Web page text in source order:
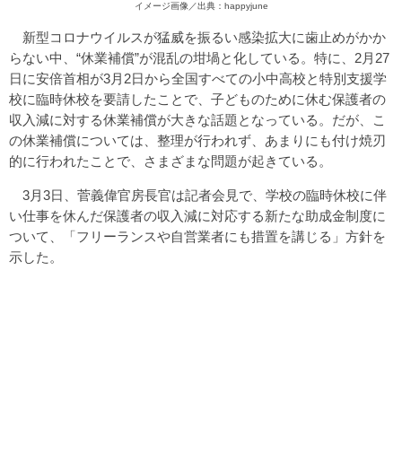
イメージ画像／出典：happyjune
新型コロナウイルスが猛威を振るい感染拡大に歯止めがかか
らない中、“休業補償”が混乱の坩堝と化している。特に、2月27
日に安倍首相が3月2日から全国すべての小中高校と特別支援学
校に臨時休校を要請したことで、子どものために休む保護者の
収入減に対する休業補償が大きな話題となっている。だが、こ
の休業補償については、整理が行われず、あまりにも付け焼刃
的に行われたことで、さまざまな問題が起きている。
3月3日、菅義偉官房長官は記者会見で、学校の臨時休校に伴
い仕事を休んだ保護者の収入減に対応する新たな助成金制度に
ついて、「フリーランスや自営業者にも措置を講じる」方針を
示した。